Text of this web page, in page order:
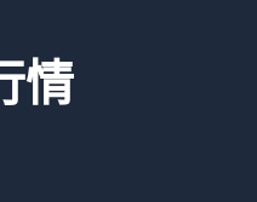
情